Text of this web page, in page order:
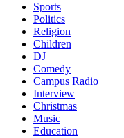
Sports
Politics
Religion
Children
DJ
Comedy
Campus Radio
Interview
Christmas
Music
Education